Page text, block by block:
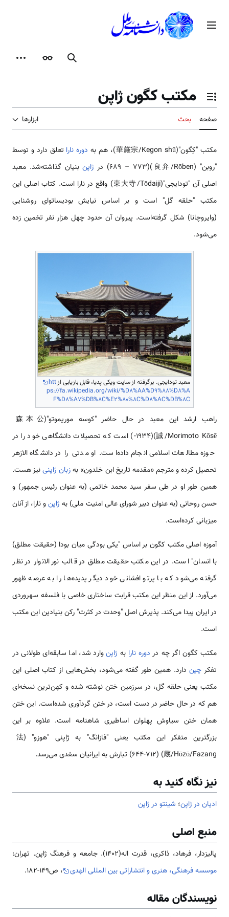
محتوامنوی اصلی
جستجوظاهر
تغییر وضعیت فهرست محتویات
مکتب کگون ژاپن
صفحه بحث ابزارها
مکتب "کِگون"(華厳宗/Kegon shū)، هم به دوره نارا تعلق دارد و توسط
"روبن" (良弁/Rōben)(689 – 773) در
ژاپنبنیان گذاشته‌شد. معبد
اصلی آن "تودایجی"(東大寺/Tōdaiji) واقع در نارا است. کتاب اصلی این
مکتب "حلقه گل" است و بر اساس نیایش بودیساتوای روشنایی
(وایروچانا) شکل گرفته‌است. پیروان آن حدود چهل هزار نفر تخمین زده
می‌شود.
معبد تودایجی. برگرفته از سایت ویکی پدیا، قابل بازیابی ازhtt
ps://fa.wikipedia.org/wiki/%D8%AA%D9%88%D8%A
F%D8%A7%DB%8C%E2%80%8C%D8%AC%DB%8C
راهب ارشد این معبد در حال حاضر "کوسه موریموتو"(森本公
誠/Morimoto Kōsē)(1934-) است که تحصیلات دانشگاهی خود را در
حوزه مطالعات اسلامی انجام داده‌است. او مدتی را در دانشگاه الازهر
تحصیل کرده و مترجم «مقدمه تاریخ ابن خلدون» بهزبان ژاپنینیز هست.
همین طور او در طی سفر سید محمد خاتمی (به عنوان رئیس جمهور) و
حسن روحانی (به عنوان دبیر شورای عالی امنیت ملی) به ژاپنو نارا، از آنان
میزبانی کرده‌است.
آموزه اصلی مکتب کگون بر اساس "یکی بودگی میان بودا (حقیقت مطلق)
با انسان" است. در این مکتب حقیقت مطلق در قالب نور الانوار در نظر
گرفته می‌شود که با پرتو افشانی خود دیگر پدیده‌ها را به عرصه ظهور
می‌آورد. از این منظر این مکتب قرابت ساختاری خاصی با فلسفه سهروردی
در ایران پیدا می‌کند. پذیرش اصل "وحدت در کثرت" رکن بنیادین این مکتب
است.
مکتب کگون اگر چه در دوره نارا به ژاپنوارد شد، اما سابقه‌ای طولانی در
تفکر چیندارد. همین طور گفته می‌شود، بخش‌هایی از کتاب اصلی این
مکتب یعنی حلقه گل، در سرزمین ختن نوشته شده و کهن‌ترین نسخه‌ای
هم که در حال حاضر در دست است، در ختن گردآوری شده‌است. این ختن
همان ختن سیاوش پهلوان اساطیری شاهنامه است. علاوه بر این
بزرگترین متفکر این مکتب یعنی "فازانگ" به ژاپنی "هوزو" (法
蔵/Hōzō/Fazang) (644-712) تبارش به ایرانیان سغدی می‌رسد.
نیز نگاه کنید به
ادیان در ژاپن؛ شینتو در ژاپن
منبع اصلی
پالیزدار، فرهاد، ذاکری، قدرت اله(1402). جامعه و فرهنگ ژاپن. تهران:
موسسه فرهنگی، هنری و انتشاراتی بین المللی الهدی
، ص149-182.
نویسندگان مقاله